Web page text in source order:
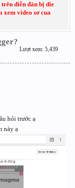
diễn đàn bị die
xem video sơ cua
Lượt xem: 5,439
hỏi trước ạ
này ạ